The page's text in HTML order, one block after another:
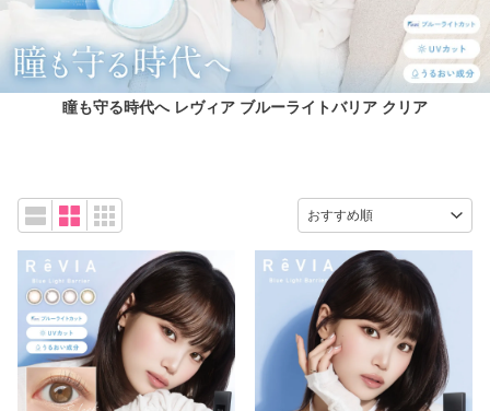
瞳も守る時代へ レヴィア ブルーライトバリア クリア